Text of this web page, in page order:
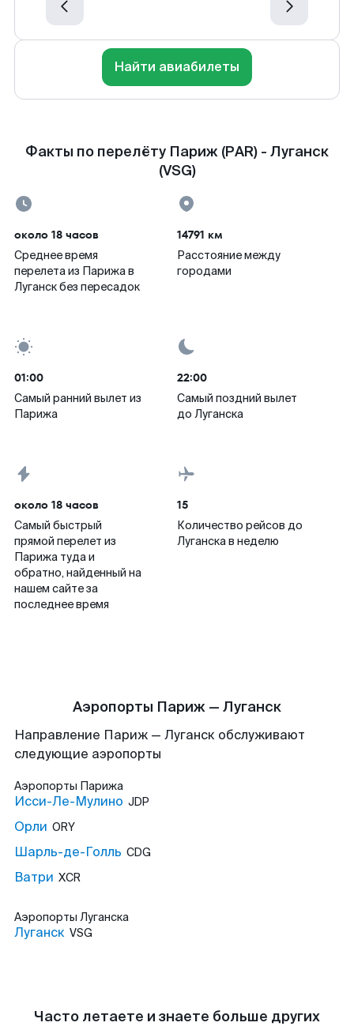
Найти авиабилеты
Факты по перелёту Париж (PAR) - Луганск
(VSG)
около 18 часов
Среднее время
перелета из Парижа в
Луганск без пересадок
14791 км
Расстояние между
городами
01:00
Самый ранний вылет из
Парижа
22:00
Самый поздний вылет
до Луганска
около 18 часов
Самый быстрый
прямой перелет из
Парижа туда и
обратно, найденный на
нашем сайте за
последнее время
15
Количество рейсов до
Луганска в неделю
Аэропорты Париж — Луганск
Направление Париж — Луганск обслуживают
следующие аэропорты
Аэропорты Парижа
Исси-Ле-Мулино JDP
Орли ORY
Шарль-де-Голль CDG
Ватри XCR
Аэропорты Луганска
Луганск VSG
Часто летаете и знаете больше других